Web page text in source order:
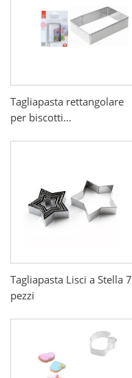
Tagliapasta rettangolare
per biscotti...
Tagliapasta Lisci a Stella 7
pezzi